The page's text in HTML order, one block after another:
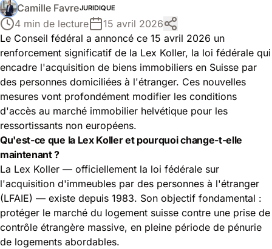
Camille FavreJURIDIQUE
4 min de lecture
15 avril 2026
Le Conseil fédéral a annoncé ce 15 avril 2026 un
renforcement significatif de la Lex Koller, la loi fédérale qui
encadre l'acquisition de biens immobiliers en Suisse par
des personnes domiciliées à l'étranger. Ces nouvelles
mesures vont profondément modifier les conditions
d'accès au marché immobilier helvétique pour les
ressortissants non européens.
Qu'est-ce que la Lex Koller et pourquoi change-t-elle
maintenant ?
La Lex Koller — officiellement la loi fédérale sur
l'acquisition d'immeubles par des personnes à l'étranger
(LFAIE) — existe depuis 1983. Son objectif fondamental :
protéger le marché du logement suisse contre une prise de
contrôle étrangère massive, en pleine période de pénurie
de logements abordables.